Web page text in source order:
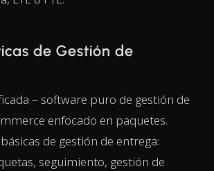
de Gestión de
– software puro de gestión de
enfocado en paquetes.
de gestión de entrega:
seguimiento, gestión de